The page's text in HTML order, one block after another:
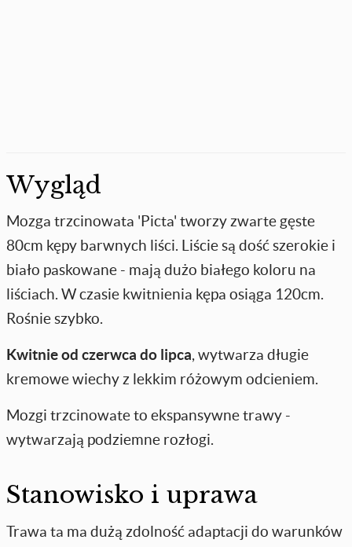
Wygląd
Mozga trzcinowata 'Picta' tworzy zwarte gęste
80cm kępy barwnych liści. Liście są dość szerokie i
biało paskowane - mają dużo białego koloru na
liściach. W czasie kwitnienia kępa osiąga 120cm.
Rośnie szybko.
Kwitnieod czerwca do lipca, wytwarza długie
kremowe wiechy z lekkim różowym odcieniem.
Mozgi trzcinowate to ekspansywne trawy -
wytwarzają podziemne rozłogi.
Stanowisko i uprawa
Trawa ta ma dużą zdolność adaptacji do warunków